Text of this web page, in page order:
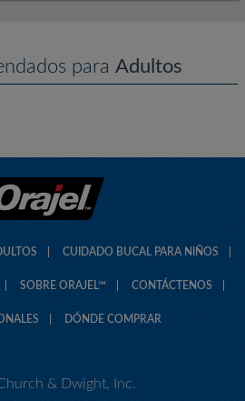
para Adultos
CUIDADO BUCAL PARA NIÑOS
SOBRE ORAJEL™ CONTÁCTENOS
DÓNDE COMPRAR
& Dwight, Inc.